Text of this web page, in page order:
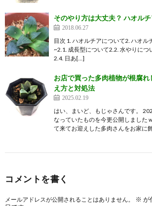
そのやり方は大丈夫？ ハオル
2018.06.27
目次 1. ハオルチアについて2. ハオル
~2.1. 成長型について2.2. 水やりにつ
2.4. 日あ[…]
お店で買った多肉植物が根腐
え方と対処法
2025.02.19
はい、まいど、もじゃさんです。
なっていたものを今更公開しました
て来てお迎えした多肉さんをお家に
コメントを書く
メールアドレスが公開されることはありません。 ※ が